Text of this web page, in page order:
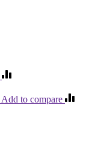
Add to compare